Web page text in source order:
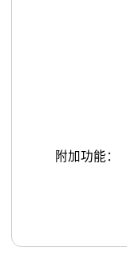
附加功能：